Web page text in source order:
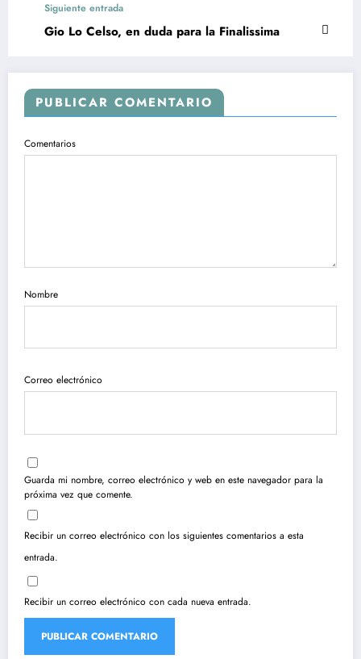
Siguiente entrada
Gio Lo Celso, en duda para la Finalissima
PUBLICAR COMENTARIO
Comentarios
Nombre
Correo electrónico
Guarda mi nombre, correo electrónico y web en este navegador para la
próxima vez que comente.
Recibir un correo electrónico con los siguientes comentarios a esta
entrada.
Recibir un correo electrónico con cada nueva entrada.